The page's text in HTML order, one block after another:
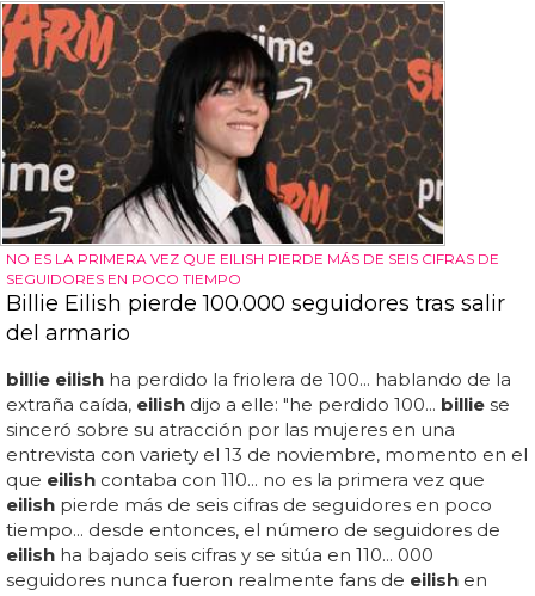
NO ES LA PRIMERA VEZ QUE EILISH PIERDE MÁS DE SEIS CIFRAS DE
SEGUIDORES EN POCO TIEMPO
Billie Eilish pierde 100.000 seguidores tras salir
del armario
billie eilish ha perdido la friolera de 100... hablando de la
extraña caída, eilish dijo a elle: "he perdido 100... billie se
sinceró sobre su atracción por las mujeres en una
entrevista con variety el 13 de noviembre, momento en el
que eilish contaba con 110... no es la primera vez que
eilish pierde más de seis cifras de seguidores en poco
tiempo... desde entonces, el número de seguidores de
eilish ha bajado seis cifras y se sitúa en 110... 000
seguidores nunca fueron realmente fans de eilish en